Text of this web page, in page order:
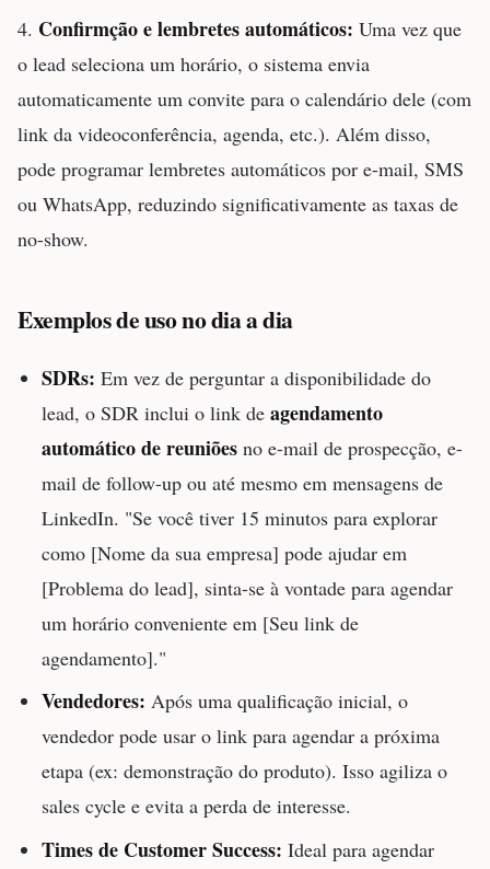
4. Confirmção e lembretes automáticos: Uma vez que
o lead seleciona um horário, o sistema envia
automaticamente um convite para o calendário dele (com
link da videoconferência, agenda, etc.). Além disso,
pode programar lembretes automáticos por e-mail, SMS
ou WhatsApp, reduzindo significativamente as taxas de
no-show.
Exemplos de uso no dia a dia
SDRs: Em vez de perguntar a disponibilidade do
lead, o SDR inclui o link deagendamento
automático de reuniões no e-mail de prospecção, e-
mail de follow-up ou até mesmo em mensagens de
LinkedIn. "Se você tiver 15 minutos para explorar
como [Nome da sua empresa] pode ajudar em
[Problema do lead], sinta-se à vontade para agendar
um horário conveniente em [Seu link de
agendamento]."
Vendedores: Após uma qualificação inicial, o
vendedor pode usar o link para agendar a próxima
etapa (ex: demonstração do produto). Isso agiliza o
sales cycle e evita a perda de interesse.
Times de Customer Success: Ideal para agendar